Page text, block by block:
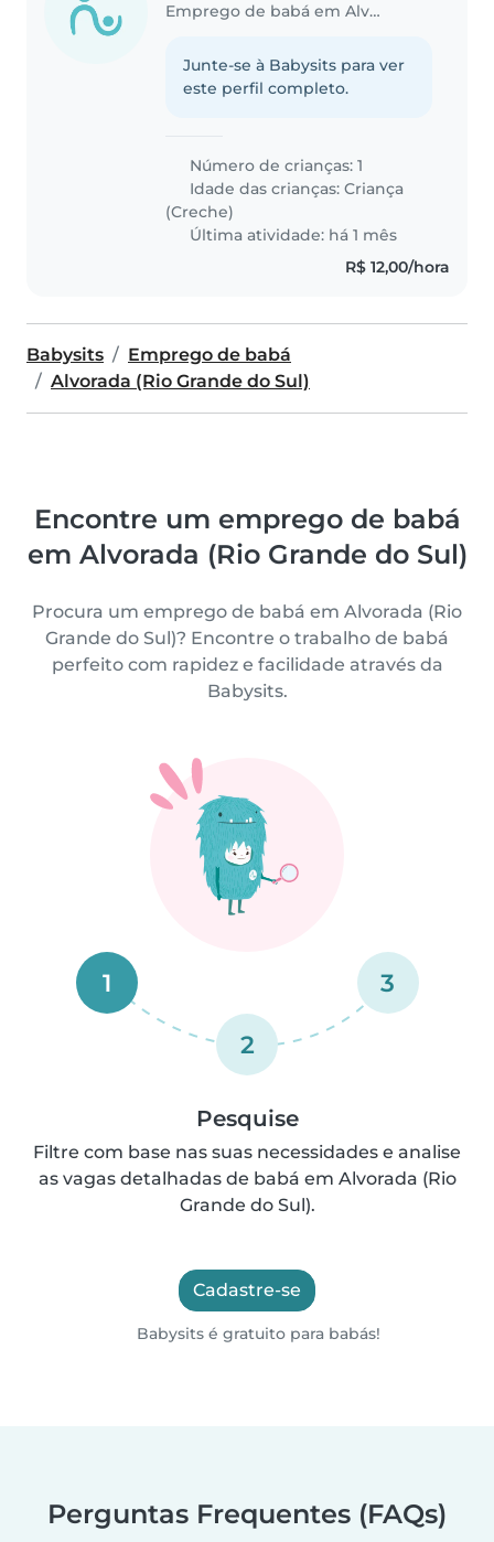
Emprego de babá em Alvorada (Rio Grande do Sul)
Junte-se à Babysits para ver
este perfil completo.
Número de crianças: 1
Idade das crianças:Criança
(Creche)
Última atividade: há 1 mês
R$ 12,00/hora
Babysits
Emprego de babá
Alvorada (Rio Grande do Sul)
Encontre um emprego de babá
em Alvorada (Rio Grande do Sul)
Procura um emprego de babá em Alvorada (Rio
Grande do Sul)? Encontre o trabalho de babá
perfeito com rapidez e facilidade através da
Babysits.
1
2
3
Pesquise
Filtre com base nas suas necessidades e analise
as vagas detalhadas de babá em Alvorada (Rio
Grande do Sul).
Cadastre-se
Babysits é gratuito para babás!
Perguntas Frequentes (FAQs)